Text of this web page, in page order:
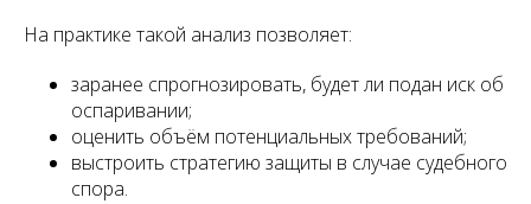
На практике такой анализ позволяет:
заранее спрогнозировать, будет ли подан иск об
оспаривании;
оценить объём потенциальных требований;
выстроить стратегию защиты в случае судебного
спора.